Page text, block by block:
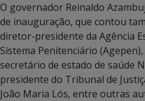
O governador Reinaldo
de inauguração, que contou
diretor-presidente da Agência
Sistema Penitenciário
secretário de estado de saúde
presidente do Tribunal de
João Maria Lós, entre outras